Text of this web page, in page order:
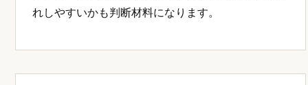
れしやすいかも判断材料になります。